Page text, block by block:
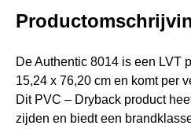
De Authentic 8014 is een LVT
15,24 x 76,20 cm en komt per
Dit PVC – Dryback product
zijden en biedt een